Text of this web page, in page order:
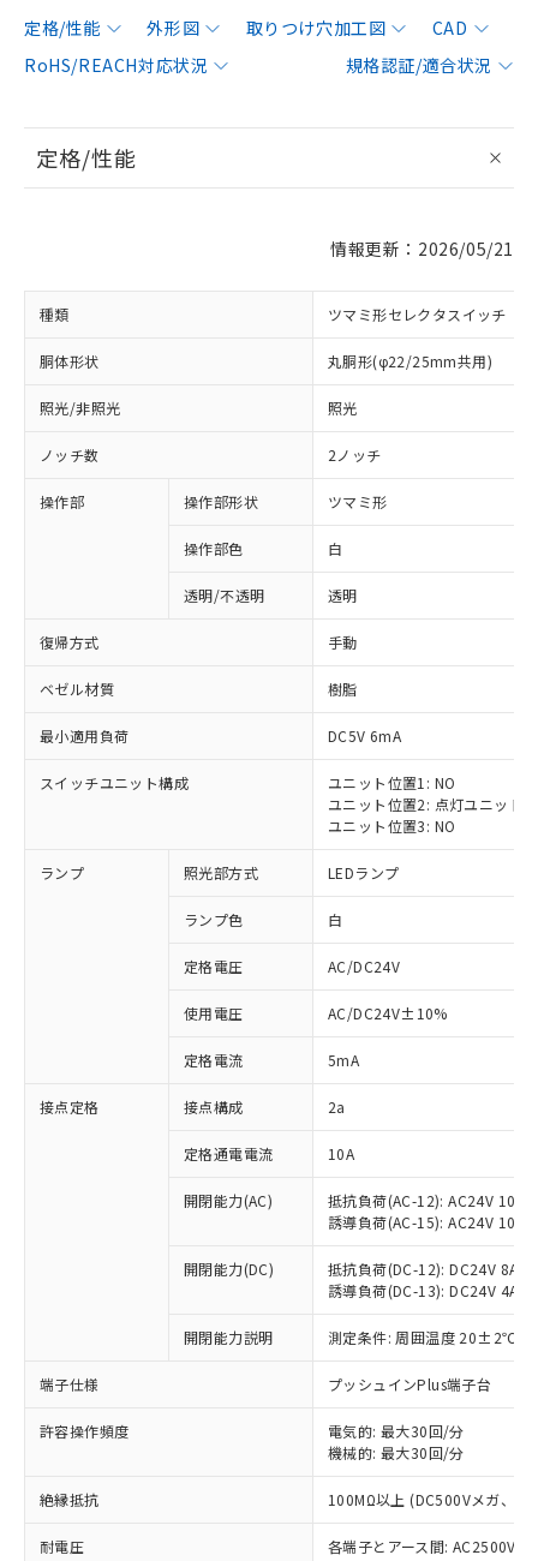
定格/性能 外形図 取りつけ穴加工図
CAD
RoHS/REACH対応状況
規格認証/適合状況
定格/性能
情報更新：2026/05/21
種類 ツマミ形セレクタスイッチ
胴体形状 丸胴形(φ22/25mm共用)
照光/非照光 照光
ノッチ数 2ノッチ
操作部 操作部形状 ツマミ形
操作部色 白
透明/不透明 透明
復帰方式 手動
ベゼル材質 樹脂
最小適用負荷 DC5V 6mA
スイッチユニット構成
ユニット位置1: NO
ユニット位置2: 点灯ユニット
ユニット位置3: NO
ランプ 照光部方式 LEDランプ
ランプ色 白
定格電圧 AC/DC24V
使用電圧 AC/DC24V±10%
定格電流 5mA
接点定格 接点構成 2a
定格通電電流 10A
開閉能力(AC)
抵抗負荷(AC-12): AC24V 10A/
誘導負荷(AC-15): AC24V
開閉能力(DC)
抵抗負荷(DC-12): DC24V 8A/
誘導負荷(DC-13): DC24V 4A/
開閉能力説明 測定条件: 周囲温度 20±2℃、
端子仕様 プッシュインPlus端子台
許容操作頻度
電気的: 最大30回/分
機械的: 最大30回/分
絶縁抵抗 100MΩ以上 (DC500Vメガ、点
耐電圧
各端子とアース間: AC2500V
ご利用条件
以下の条件をお読みいただき、同意のうえ
本サービスは、当社制御機器事業取扱
商品の当社在庫状況および標準価格
(税抜)を提供させていただくもので
当社制御機器事業取扱商品の中には、
本サービスの対象外となる商品もある
ことをご了承ください。
在庫状況および標準価格照会結果は、
記載している更新日時点での社内デー
タに基づき作成されるものであり、閲
覧された時点での実際の在庫および標
準価格とは異なる場合があることをご
対応済み：EU RoHS指令（10物質）の
非含有に対応した製品が提供可能な商品で
対応予定：EU RoHS指令（10物質）の非含
有に対応した製品に切り替える予定のある
対応予定なし：EU RoHS指令（10物質）の
非含有に非対応の商品で、対応品を出す予
調査・確認中：EU RoHS指令（10物質）の
非含有の対応状況を調査中または確認中の
非該当品：ライセンス料など無形物で、有
害物質有無と関係のない商品です。
仕入先様の事情により、非含有部品として
いたものが、含有品と判明した場合などや
むを得ず変更することがあります。
*EU RoHS指令（10物質）：
鉛(Pb) 1000ppm以下、 水銀(Hg) 1000ppm以下、 カド
六価クロム(Cr(Ⅵ)) 1000ppm以下、ポリ臭化ビフェニル
※1 中国RoHS○×表
「○」：最大均質材料含有率が中国RoHSの
基準値以下であることを示します。
「×」：最大均質材料含有率が中国RoHSの
基準値を超えていることを示します。
「－」：未確認です。当社販売部門へお問
*中国RoHS10物質の基準値 (GB/T26572)：
当社は、これら貴社製品のうち、外国
為替および外国貿易法に定める商品
（以下｢規制貨物等」という）を輸出
または国外への提供する場合は、日本
国政府の輸出許可(または役務取引許
可)を取得するなどの必要な手続きを